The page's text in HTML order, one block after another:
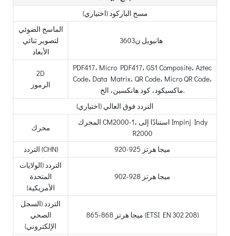
مسح الباركود (اختياري)
الماسح الضوئي
لتصوير ثنائي
الأبعاد
هانيويل ن3603
2D
الرموز
PDF417، Micro PDF417، GS1 Composite، Aztec
Code، Data Matrix، QR Code، Micro QR Code،
ماكسيكود، كود هانكسين، الخ.
التردد فوق العالي (اختياري)
محرك
المحرك CM2000-1، استنادًا إلى Impinj Indy
R2000
التردد (CHN)
920-925 ميجا هرتز
التردد (الولايات
المتحدة
الأمريكية)
902-928 ميجا هرتز
التردد (السجل
الصحي
الإلكتروني)
865-868 ميجا هرتز (ETSI EN 302 208)